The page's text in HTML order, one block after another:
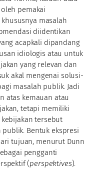
pemakai
masalah
diidentikan
acapkali dipandang
idiologis atau untuk
yang relevan dan
akal mengenai solusi-
masalah publik. Jadi
atas kemauan atau
tetapi memiliki
tersebut
Bentuk ekspresi
tujuan, menurut Dunn
pengganti
(perspektives).